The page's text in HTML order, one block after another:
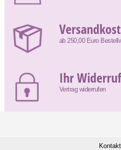
ab 250,00 Euro
Ihr
Vertrag widerrufen
Kontakt